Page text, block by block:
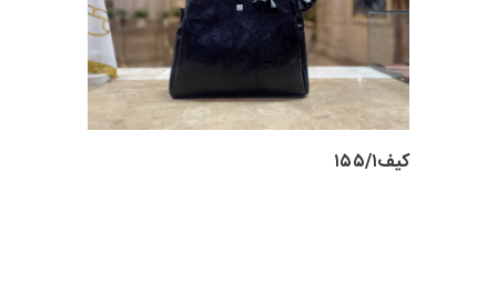
کیف۱۵۵/۱